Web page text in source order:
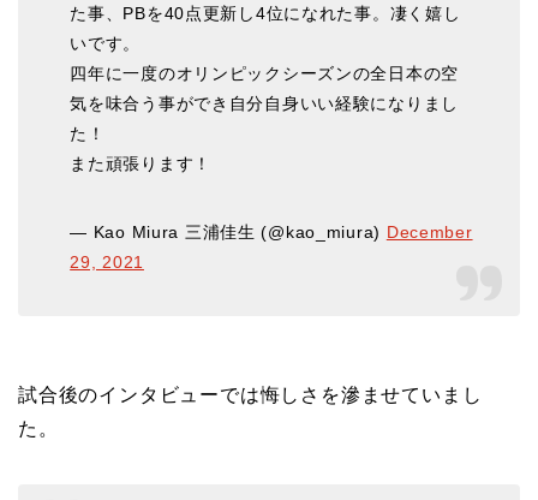
た事、PBを40点更新し4位になれた事。凄く嬉し
いです。
四年に一度のオリンピックシーズンの全日本の空
気を味合う事ができ自分自身いい経験になりまし
た！
また頑張ります！
— Kao Miura 三浦佳生 (@kao_miura) December
29, 2021
試合後のインタビューでは悔しさを滲ませていまし
た。